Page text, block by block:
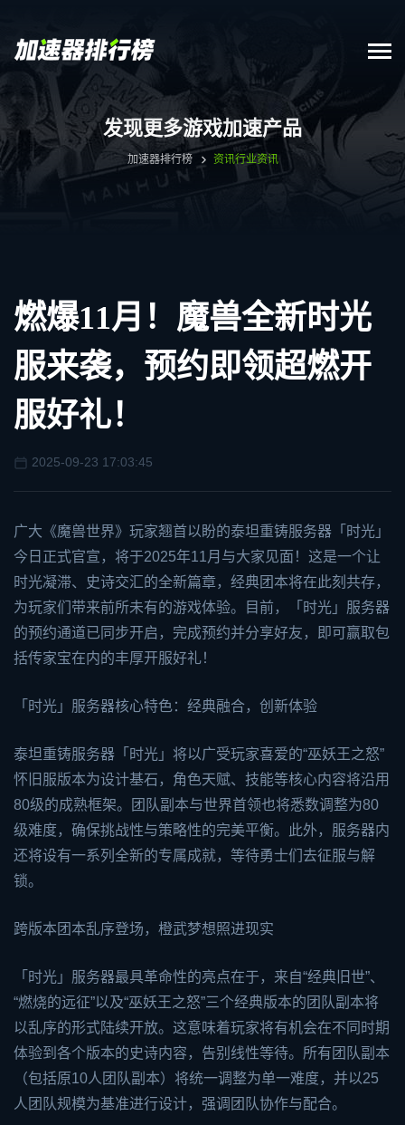
发现更多游戏加速产品
加速器排行榜 资讯行业资讯
燃爆11月！魔兽全新时光
服来袭，预约即领超燃开
服好礼！
2025-09-23 17:03:45
广大《魔兽世界》玩家翘首以盼的泰坦重铸服务器「时光」
今日正式官宣，将于2025年11月与大家见面！这是一个让
时光凝滞、史诗交汇的全新篇章，经典团本将在此刻共存，
为玩家们带来前所未有的游戏体验。目前，「时光」服务器
的预约通道已同步开启，完成预约并分享好友，即可赢取包
括传家宝在内的丰厚开服好礼！
「时光」服务器核心特色：经典融合，创新体验
泰坦重铸服务器「时光」将以广受玩家喜爱的“巫妖王之怒”
怀旧服版本为设计基石，角色天赋、技能等核心内容将沿用
80级的成熟框架。团队副本与世界首领也将悉数调整为80
级难度，确保挑战性与策略性的完美平衡。此外，服务器内
还将设有一系列全新的专属成就，等待勇士们去征服与解
锁。
跨版本团本乱序登场，橙武梦想照进现实
「时光」服务器最具革命性的亮点在于，来自“经典旧世”、
“燃烧的远征”以及“巫妖王之怒”三个经典版本的团队副本将
以乱序的形式陆续开放。这意味着玩家将有机会在不同时期
体验到各个版本的史诗内容，告别线性等待。所有团队副本
（包括原10人团队副本）将统一调整为单一难度，并以25
人团队规模为基准进行设计，强调团队协作与配合。